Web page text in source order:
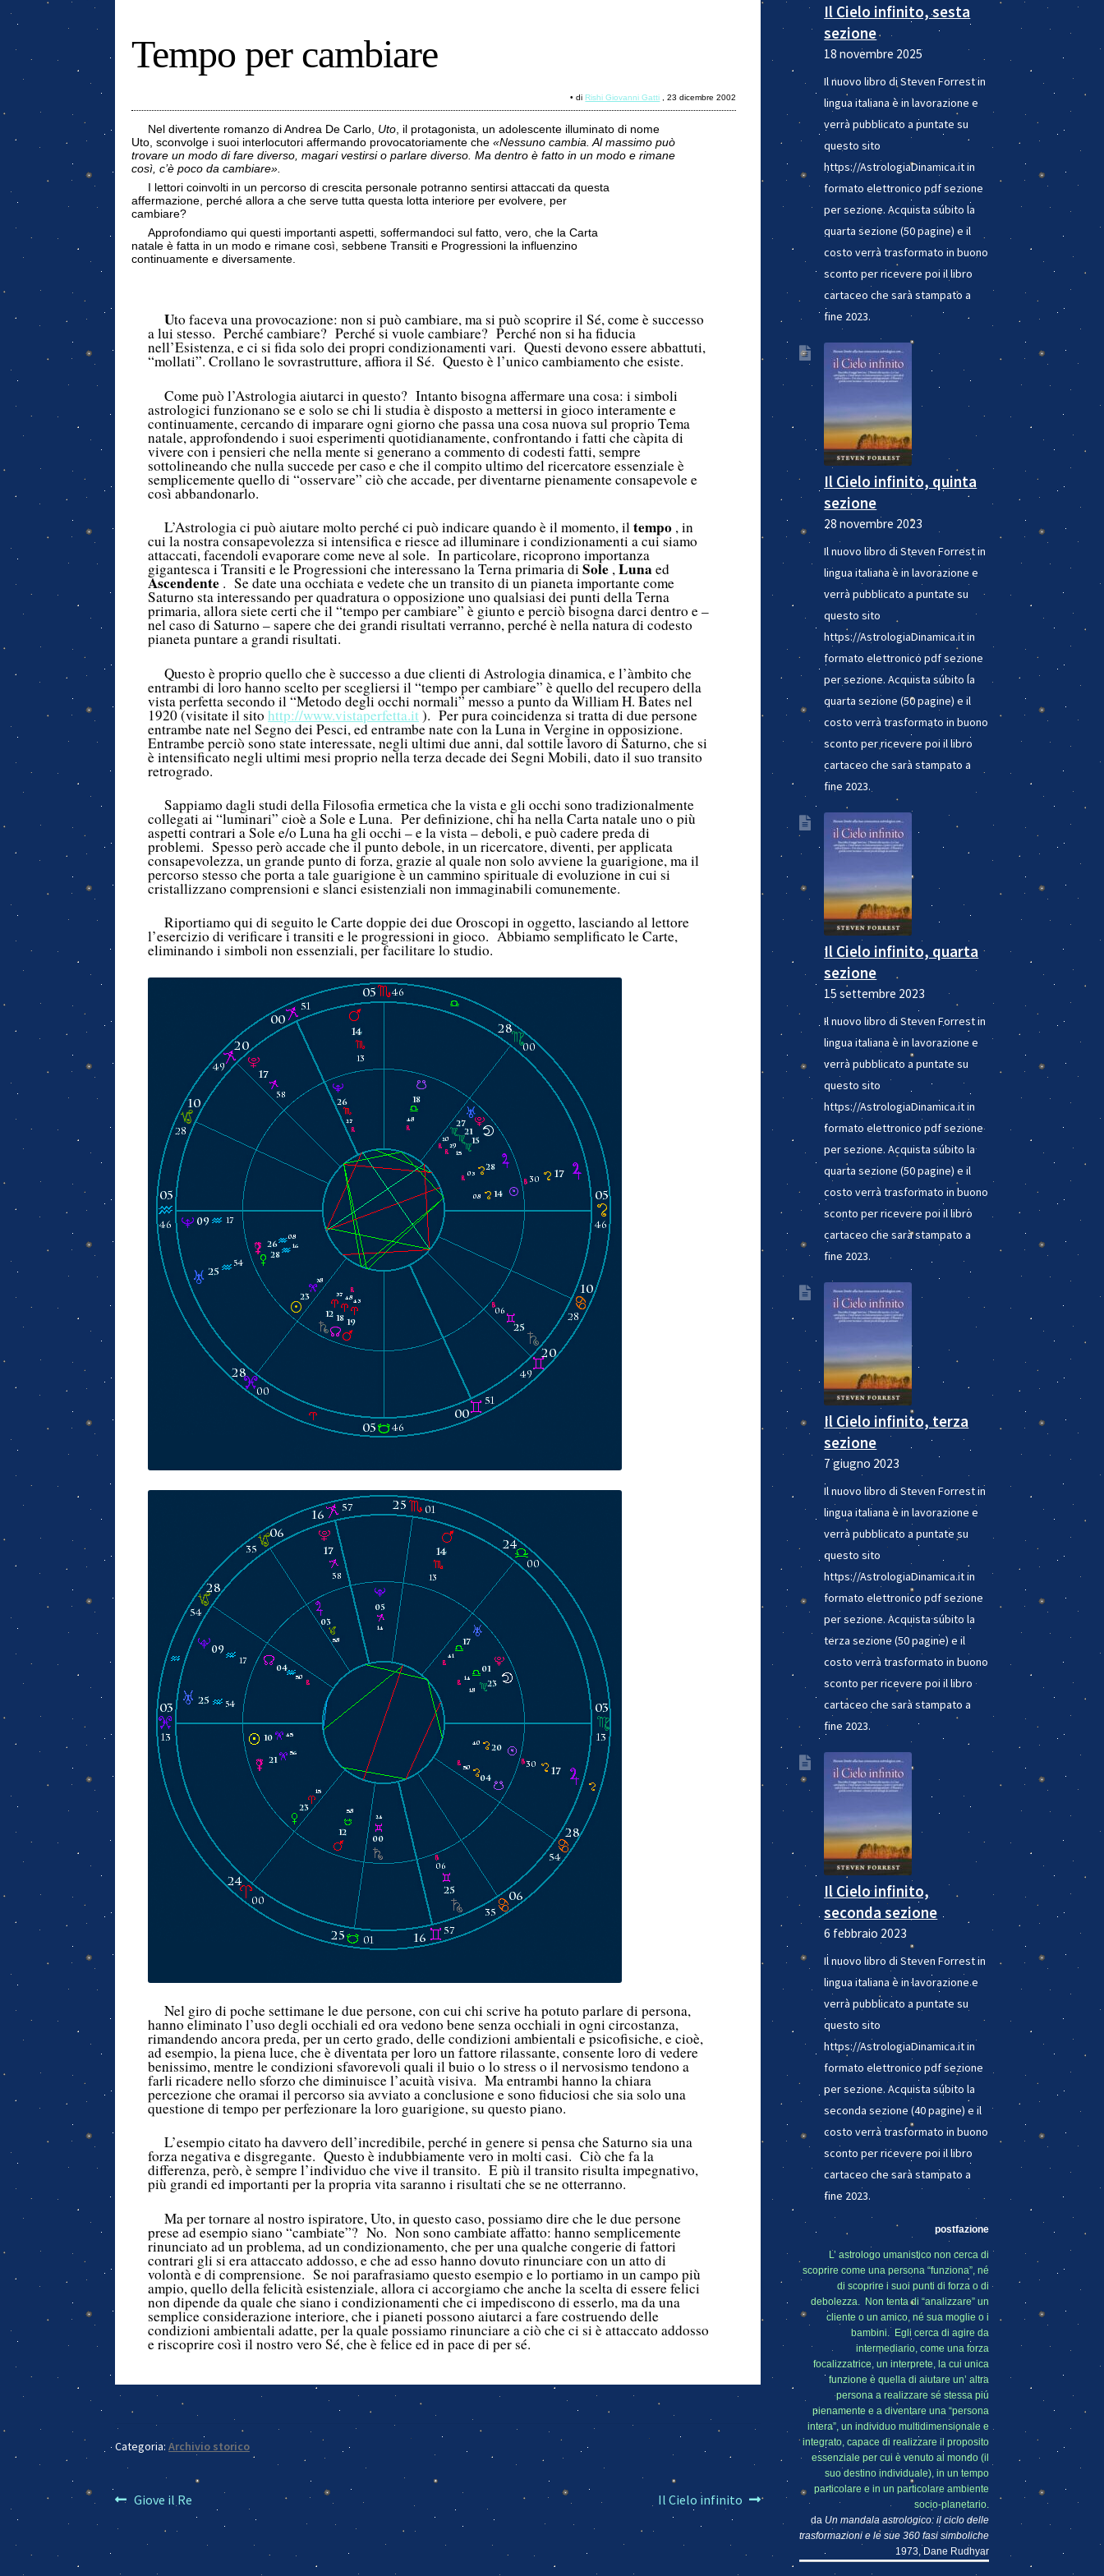
Tempo per cambiare
• di Rishi Giovanni Gatti , 23 dicembre 2002
Nel divertente romanzo di Andrea De Carlo, Uto , il protagonista, un adolescente illuminato di nome
Uto, sconvolge i suoi interlocutori affermando provocatoriamente che«Nessuno cambia. Al massimo può
trovare un modo di fare diverso, magari vestirsi o parlare diverso. Ma dentro è fatto in un modo e rimane
così, c’è poco da cambiare».
I lettori coinvolti in un percorso di crescita personale potranno sentirsi attaccati da questa
affermazione, perché allora a che serve tutta questa lotta interiore per evolvere, per
cambiare?
Approfondiamo qui questi importanti aspetti, soffermandoci sul fatto, vero, che la Carta
natale è fatta in un modo e rimane così, sebbene Transiti e Progressioni la influenzino
continuamente e diversamente.
Uto faceva una provocazione: non si può cambiare, ma si può scoprire il Sé, come è successo
a lui stesso. Perché cambiare? Perché si vuole cambiare? Perché non si ha fiducia
nell’Esistenza, e ci si fida solo dei propri condizionamenti vari. Questi devono essere abbattuti,
“mollati”. Crollano le sovrastrutture, affiora il Sé. Questo è l’unico cambiamento che esiste.
Come può l’Astrologia aiutarci in questo? Intanto bisogna affermare una cosa: i simboli
astrologici funzionano se e solo se chi li studia è disposto a mettersi in gioco interamente e
continuamente, cercando di imparare ogni giorno che passa una cosa nuova sul proprio Tema
natale, approfondendo i suoi esperimenti quotidianamente, confrontando i fatti che càpita di
vivere con i pensieri che nella mente si generano a commento di codesti fatti, sempre
sottolineando che nulla succede per caso e che il compito ultimo del ricercatore essenziale è
semplicemente quello di “osservare” ciò che accade, per diventarne pienamente consapevole e
così abbandonarlo.
L’Astrologia ci può aiutare molto perché ci può indicare quando è il momento, iltempo , in
cui la nostra consapevolezza si intensifica e riesce ad illuminare i condizionamenti a cui siamo
attaccati, facendoli evaporare come neve al sole. In particolare, ricoprono importanza
gigantesca i Transiti e le Progressioni che interessano la Terna primaria diSole ,Luna ed
Ascendente . Se date una occhiata e vedete che un transito di un pianeta importante come
Saturno sta interessando per quadratura o opposizione uno qualsiasi dei punti della Terna
primaria, allora siete certi che il “tempo per cambiare” è giunto e perciò bisogna darci dentro e –
nel caso di Saturno – sapere che dei grandi risultati verranno, perché è nella natura di codesto
pianeta puntare a grandi risultati.
Questo è proprio quello che è successo a due clienti di Astrologia dinamica, e l’àmbito che
entrambi di loro hanno scelto per scegliersi il “tempo per cambiare” è quello del recupero della
vista perfetta secondo il “Metodo degli occhi normali” messo a punto da William H. Bates nel
1920 (visitate il sitohttp://www.vistaperfetta.it). Per pura coincidenza si tratta di due persone
entrambe nate nel Segno dei Pesci, ed entrambe nate con la Luna in Vergine in opposizione.
Entrambe perciò sono state interessate, negli ultimi due anni, dal sottile lavoro di Saturno, che si
è intensificato negli ultimi mesi proprio nella terza decade dei Segni Mobili, dato il suo transito
retrogrado.
Sappiamo dagli studi della Filosofia ermetica che la vista e gli occhi sono tradizionalmente
collegati ai “luminari” cioè a Sole e Luna. Per definizione, chi ha nella Carta natale uno o più
aspetti contrari a Sole e/o Luna ha gli occhi – e la vista – deboli, e può cadere preda di
problemi. Spesso però accade che il punto debole, in un ricercatore, diventi, per applicata
consapevolezza, un grande punto di forza, grazie al quale non solo avviene la guarigione, ma il
percorso stesso che porta a tale guarigione è un cammino spirituale di evoluzione in cui si
cristallizzano comprensioni e slanci esistenziali non immaginabili comunemente.
Riportiamo qui di seguito le Carte doppie dei due Oroscopi in oggetto, lasciando al lettore
l’esercizio di verificare i transiti e le progressioni in gioco. Abbiamo semplificato le Carte,
eliminando i simboli non essenziali, per facilitare lo studio.
Nel giro di poche settimane le due persone, con cui chi scrive ha potuto parlare di persona,
hanno eliminato l’uso degli occhiali ed ora vedono bene senza occhiali in ogni circostanza,
rimandendo ancora preda, per un certo grado, delle condizioni ambientali e psicofisiche, e cioè,
ad esempio, la piena luce, che è diventata per loro un fattore rilassante, consente loro di vedere
benissimo, mentre le condizioni sfavorevoli quali il buio o lo stress o il nervosismo tendono a
farli ricadere nello sforzo che diminuisce l’acuità visiva. Ma entrambi hanno la chiara
percezione che oramai il percorso sia avviato a conclusione e sono fiduciosi che sia solo una
questione di tempo per perfezionare la loro guarigione, su questo piano.
L’esempio citato ha davvero dell’incredibile, perché in genere si pensa che Saturno sia una
forza negativa e disgregante. Questo è indubbiamente vero in molti casi. Ciò che fa la
differenza, però, è sempre l’individuo che vive il transito. E più il transito risulta impegnativo,
più grandi ed importanti per la propria vita saranno i risultati che se ne otterranno.
Ma per tornare al nostro ispiratore, Uto, in questo caso, possiamo dire che le due persone
prese ad esempio siano “cambiate”? No. Non sono cambiate affatto: hanno semplicemente
rinunciato ad un problema, ad un condizionamento, che per una qualche congerie di fattori
contrari gli si era attaccato addosso, e che ad esso hanno dovuto rinunciare con un atto di
volontà e di comprensione. Se noi parafrasiamo questo esempio e lo portiamo in un campo più
ampio, quello della felicità esistenziale, allora ci accorgiamo che anche la scelta di essere felici
non dipende da quale che siano i condizionamenti che ci impediscono di esserlo, ma da una
semplice considerazione interiore, che i pianeti possono aiutarci a fare costruendo delle
condizioni ambientali adatte, per la quale possiamo rinunciare a ciò che ci si è attaccato addosso
e riscoprire così il nostro vero Sé, che è felice ed in pace di per sé.
Categoria:Archivio storico
Navigazione
articoli
Articolo
precedente:
Giove il Re
Articolo
successivo:
Il Cielo infinito
Il Cielo infinito, sesta
sezione
18 novembre 2025
Il nuovo libro di Steven Forrest in
lingua italiana è in lavorazione e
verrà pubblicato a puntate su
questo sito
https://AstrologiaDinamica.it in
formato elettronico pdf sezione
per sezione. Acquista súbito la
quarta sezione (50 pagine) e il
costo verrà trasformato in buono
sconto per ricevere poi il libro
cartaceo che sarà stampato a
fine 2023.
Il Cielo infinito, quinta
sezione
28 novembre 2023
Il nuovo libro di Steven Forrest in
lingua italiana è in lavorazione e
verrà pubblicato a puntate su
questo sito
https://AstrologiaDinamica.it in
formato elettronico pdf sezione
per sezione. Acquista súbito la
quarta sezione (50 pagine) e il
costo verrà trasformato in buono
sconto per ricevere poi il libro
cartaceo che sarà stampato a
fine 2023.
Il Cielo infinito, quarta
sezione
15 settembre 2023
Il nuovo libro di Steven Forrest in
lingua italiana è in lavorazione e
verrà pubblicato a puntate su
questo sito
https://AstrologiaDinamica.it in
formato elettronico pdf sezione
per sezione. Acquista súbito la
quarta sezione (50 pagine) e il
costo verrà trasformato in buono
sconto per ricevere poi il libro
cartaceo che sarà stampato a
fine 2023.
Il Cielo infinito, terza
sezione
7 giugno 2023
Il nuovo libro di Steven Forrest in
lingua italiana è in lavorazione e
verrà pubblicato a puntate su
questo sito
https://AstrologiaDinamica.it in
formato elettronico pdf sezione
per sezione. Acquista súbito la
terza sezione (50 pagine) e il
costo verrà trasformato in buono
sconto per ricevere poi il libro
cartaceo che sarà stampato a
fine 2023.
Il Cielo infinito,
seconda sezione
6 febbraio 2023
Il nuovo libro di Steven Forrest in
lingua italiana è in lavorazione e
verrà pubblicato a puntate su
questo sito
https://AstrologiaDinamica.it in
formato elettronico pdf sezione
per sezione. Acquista súbito la
seconda sezione (40 pagine) e il
costo verrà trasformato in buono
sconto per ricevere poi il libro
cartaceo che sarà stampato a
fine 2023.
postfazione
L’ astrologo umanistico non cerca di
scoprire come una persona “funziona”, né
di scoprire i suoi punti di forza o di
debolezza. Non tenta di “analizzare” un
cliente o un amico, né sua moglie o i
bambini. Egli cerca di agire da
intermediario, come una forza
focalizzatrice, un interprete, la cui unica
funzione è quella di aiutare un’ altra
persona a realizzare sé stessa piú
pienamente e a diventare una “persona
intera”, un individuo multidimensionale e
integrato, capace di realizzare il proposito
essenziale per cui è venuto al mondo (il
suo destino individuale), in un tempo
particolare e in un particolare ambiente
socio-planetario.
da Un mandala astrologico: il ciclo delle
trasformazioni e le sue 360 fasi simboliche
1973, Dane Rudhyar